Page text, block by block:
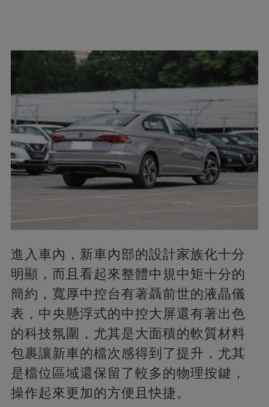
進入車內，新車內部的設計家族化十分
明顯，而且看起來整體中規中矩十分的
簡約，寬厚中控台有著聶前世的液晶儀
表，中央懸浮式的中控大屏還有著出色
的科技氛圍，尤其是大面積的軟質材料
包裹讓新車的檔次感得到了提升，尤其
是檔位區域還保留了較多的物理按鍵，
操作起來更加的方便且快捷。